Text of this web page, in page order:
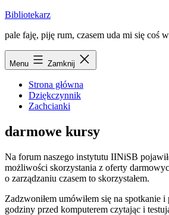
Przejdź
treści
Bibliotekarz
pale faję, piję rum, czasem uda mi się coś
Menu Zamknij
Strona główna
Dziękczynnik
Zachcianki
darmowe kursy
Na forum naszego instytutu IINiSB
możliwości skorzystania z oferty
o zarządzaniu czasem to skorzystałem.
Zadzwoniłem umówiłem się na spotkanie i
godziny przed komputerem czytając i